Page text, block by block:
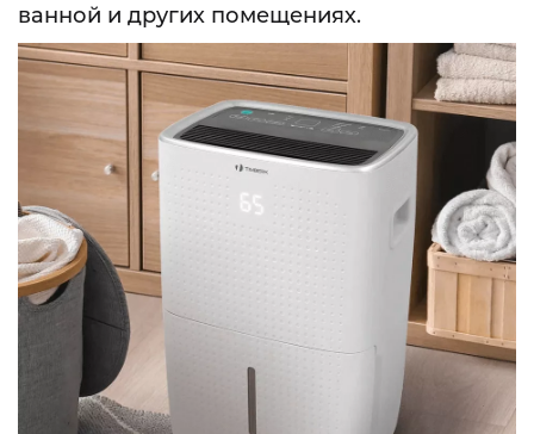
ванной и других помещениях.